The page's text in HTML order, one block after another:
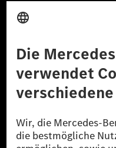
© 2026 Mercedes-Benz Group
reduzierte CO₂-Emissionen
zertifizierte